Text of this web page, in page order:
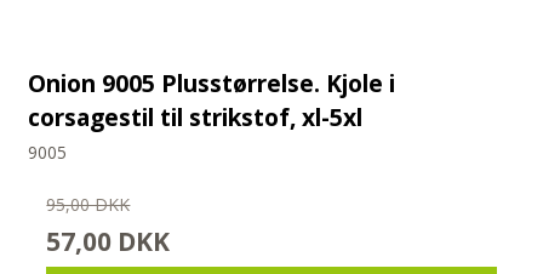
Onion 9005 Plusstørrelse. Kjole i
corsagestil til strikstof, xl-5xl
9005
95,00 DKK
57,00 DKK